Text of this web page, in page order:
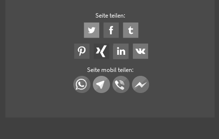
Seite teilen:
Seite mobil teilen: